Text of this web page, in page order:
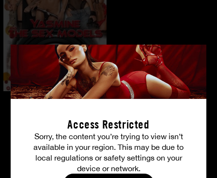
Access Restricted
Sorry, the content you’re trying to view isn’t
available in your region. This may be due to
local regulations or safety settings on your
device or network.
Ihre Mitgliedervorteile